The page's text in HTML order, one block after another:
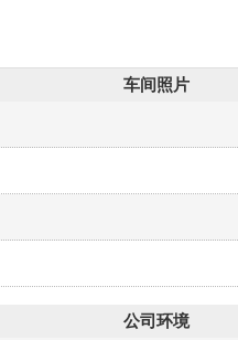
车间照片
公司环境